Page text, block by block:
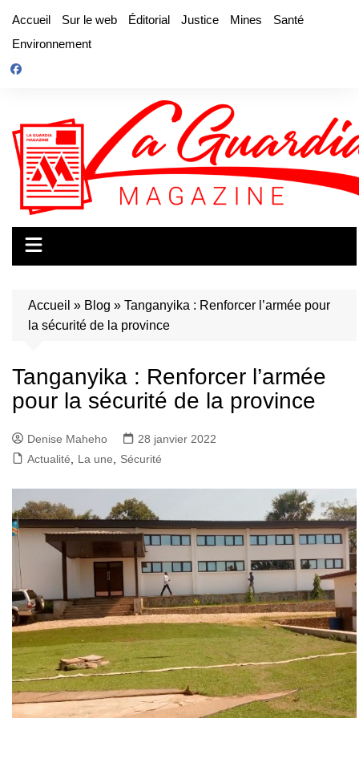
contenu
Accueil Sur le web Éditorial Justice Mines
Santé
Environnement
Accueil » Blog » Tanganyika : Renforcer l’armée pour
la sécurité de la province
Tanganyika : Renforcer l’armée
pour la sécurité de la province
Denise Maheho
28 janvier 2022
Actualité
La une Sécurité